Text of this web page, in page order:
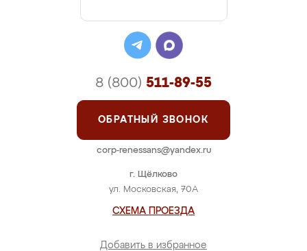
г. Щёлково
ул. Московская, 70А
СХЕМА ПРОЕЗДА
Добавить в избранное
8 (800) 511-89-55
ОБРАТНЫЙ ЗВОНОК
corp-renessans@yandex.ru